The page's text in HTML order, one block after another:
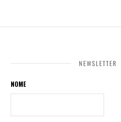
NEWSLETTER
NOME